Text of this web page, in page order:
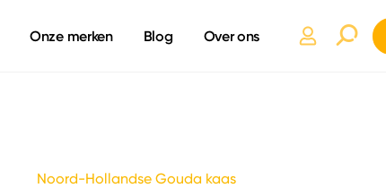
Onze merken Blog Over ons
Noord-Hollandse Gouda kaas